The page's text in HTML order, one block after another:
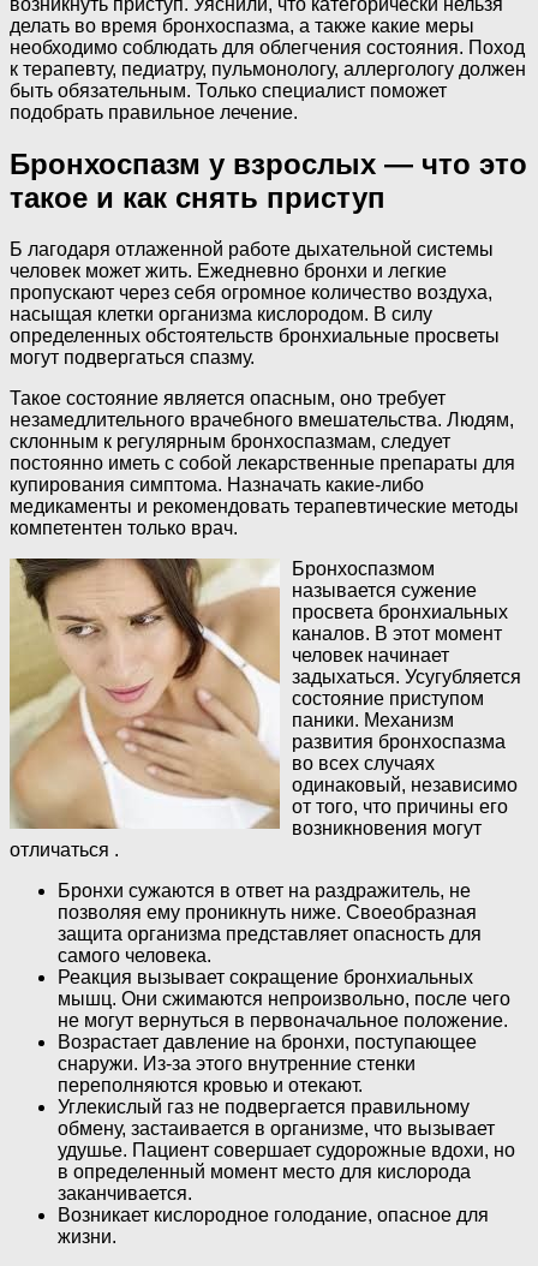
возникнуть приступ. Уяснили, что категорически нельзя
делать во время бронхоспазма, а также какие меры
необходимо соблюдать для облегчения состояния. Поход
к терапевту, педиатру, пульмонологу, аллергологу должен
быть обязательным. Только специалист поможет
подобрать правильное лечение.
Бронхоспазм у взрослых — что это
такое и как снять приступ
Б лагодаря отлаженной работе дыхательной системы
человек может жить. Ежедневно бронхи и легкие
пропускают через себя огромное количество воздуха,
насыщая клетки организма кислородом. В силу
определенных обстоятельств бронхиальные просветы
могут подвергаться спазму.
Такое состояние является опасным, оно требует
незамедлительного врачебного вмешательства. Людям,
склонным к регулярным бронхоспазмам, следует
постоянно иметь с собой лекарственные препараты для
купирования симптома. Назначать какие-либо
медикаменты и рекомендовать терапевтические методы
компетентен только врач.
Бронхоспазмом
называется сужение
просвета бронхиальных
каналов. В этот момент
человек начинает
задыхаться. Усугубляется
состояние приступом
паники. Механизм
развития бронхоспазма
во всех случаях
одинаковый, независимо
от того, что причины его
возникновения могут
отличаться .
Бронхи сужаются в ответ на раздражитель, не
позволяя ему проникнуть ниже. Своеобразная
защита организма представляет опасность для
самого человека.
Реакция вызывает сокращение бронхиальных
мышц. Они сжимаются непроизвольно, после чего
не могут вернуться в первоначальное положение.
Возрастает давление на бронхи, поступающее
снаружи. Из-за этого внутренние стенки
переполняются кровью и отекают.
Углекислый газ не подвергается правильному
обмену, застаивается в организме, что вызывает
удушье. Пациент совершает судорожные вдохи, но
в определенный момент место для кислорода
заканчивается.
Возникает кислородное голодание, опасное для
жизни.